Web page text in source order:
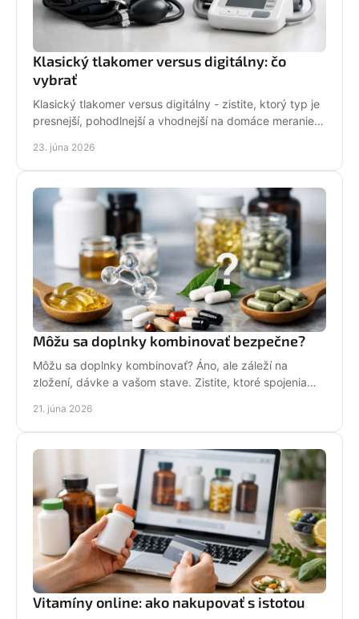
Klasický tlakomer versus digitálny: čo
vybrať
Klasický tlakomer versus digitálny - zistite, ktorý typ je
presnejší, pohodlnejší a vhodnejší na domáce meranie
23. júna 2026
Môžu sa doplnky kombinovať bezpečne?
Môžu sa doplnky kombinovať? Áno, ale záleží na
zložení, dávke a vašom stave. Zistite, ktoré spojenia
21. júna 2026
Vitamíny online: ako nakupovať s istotou